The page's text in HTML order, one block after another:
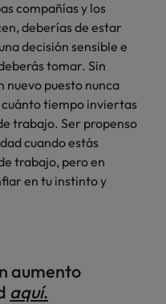
compañías y los
deberías de estar
decisión sensible e
tomar. Sin
nuevo puesto nunca
tiempo inviertas
trabajo. Ser propenso
cuando estás
trabajo, pero en
en tu instinto y
aumento
aquí.